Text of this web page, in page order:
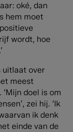
oké, dan
hem moet
wordt, hoe
uitlaat over
meest
doel is om
zei hij. ‘Ik
ik denk
einde van de